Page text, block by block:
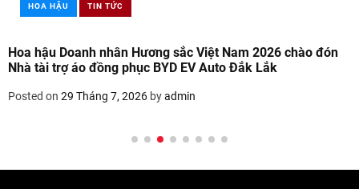
HOA HẬU TIN TỨC
Hoa hậu Doanh nhân Hương sắc Việt Nam 2026 chào đón
Nhà tài trợ áo đồng phục BYD EV Auto Đắk Lắk
Posted on 29 Tháng 7, 2026 byadmin